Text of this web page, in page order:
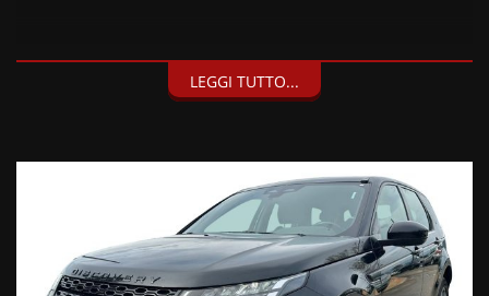
• Consegna a domicilio;
individuali/società);
• Polizze Kasko fino a 60 mesi di durata con estensione “valore
• Garanzia legale di Conformità prevista obbligatoriamente
dal Codice del Consumo;
• Garanzia estendibile fino a 60 mesi.
LEGGI TUTTO...